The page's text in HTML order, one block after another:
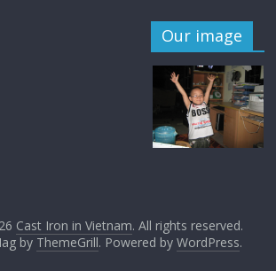
Our image
Cast Iron in Vietnam. All rights reserved.
by ThemeGrill. Powered by WordPress.